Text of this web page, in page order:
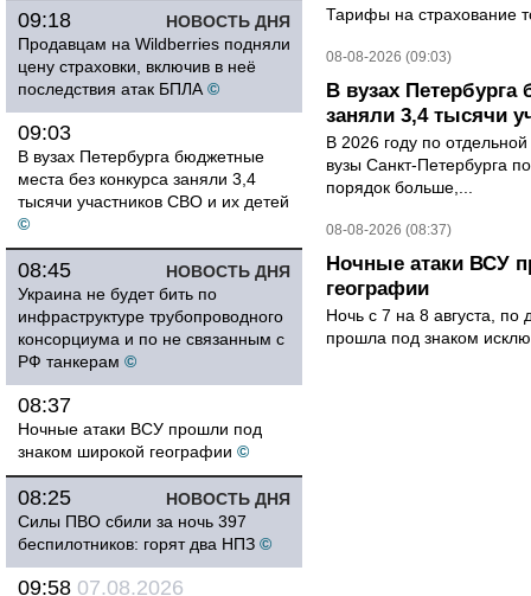
НОВОСТЬ ДНЯ
09:18
Продавцам на Wildberries подняли
цену страховки, включив в неё
последствия атак БПЛА ©
09:03
В вузах Петербурга бюджетные
места без конкурса заняли 3,4
тысячи участников СВО и их детей
©
НОВОСТЬ ДНЯ
08:45
Украина не будет бить по
инфраструктуре трубопроводного
консорциума и по не связанным с
РФ танкерам ©
08:37
Ночные атаки ВСУ прошли под
знаком широкой географии ©
НОВОСТЬ ДНЯ
08:25
Силы ПВО сбили за ночь 397
беспилотников: горят два НПЗ ©
09:58 07.08.2026
Тарифы на страхование
08-08-2026 (09:03)
В вузах
заняли 3,4 тысячи
В 2026 году по
вузы Санкт-Петербурга
порядок больше,...
08-08-2026 (08:37)
Ночные атаки ВСУ
географии
Ночь с 7 на 8 августа,
прошла под знаком